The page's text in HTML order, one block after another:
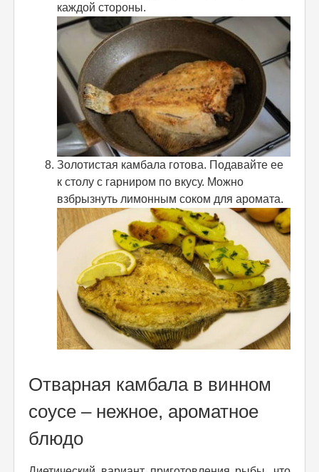
каждой стороны.
Золотистая камбала готова. Подавайте ее
к столу с гарниром по вкусу. Можно
взбрызнуть лимонным соком для аромата.
Отварная камбала в винном
соусе – нежное, ароматное
блюдо